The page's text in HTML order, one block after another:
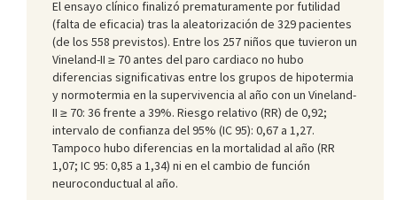
El ensayo clínico finalizó prematuramente por futilidad
(falta de eficacia) tras la aleatorización de 329 pacientes
(de los 558 previstos). Entre los 257 niños que tuvieron un
Vineland-II ≥ 70 antes del paro cardiaco no hubo
diferencias significativas entre los grupos de hipotermia
y normotermia en la supervivencia al año con un Vineland-
II ≥ 70: 36 frente a 39%. Riesgo relativo (RR) de 0,92;
intervalo de confianza del 95% (IC 95): 0,67 a 1,27.
Tampoco hubo diferencias en la mortalidad al año (RR
1,07; IC 95: 0,85 a 1,34) ni en el cambio de función
neuroconductual al año.